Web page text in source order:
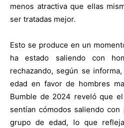
menos atractiva que ellas
ser tratadas mejor.
Esto se produce en un
ha estado saliendo con
rechazando, según se
edad en favor de hombres
Bumble de 2024 reveló que
sentían cómodos saliendo
grupo de edad, lo que